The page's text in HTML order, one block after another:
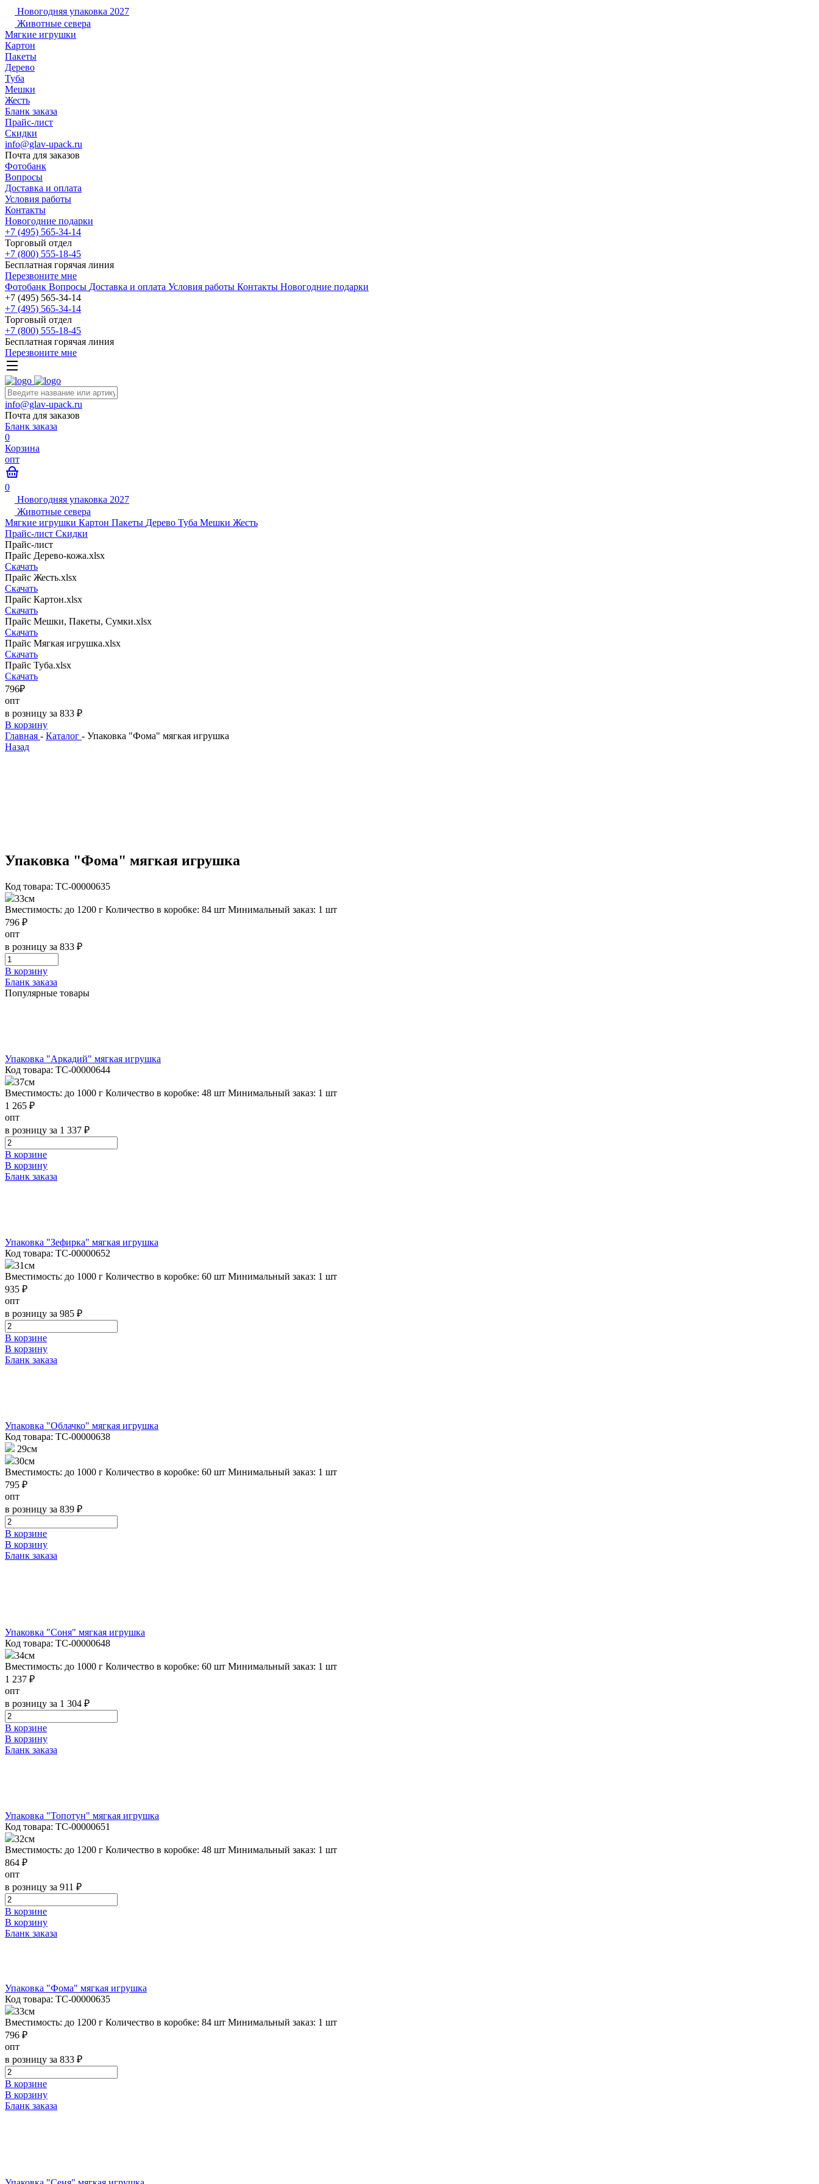
Новогодняя упаковка 2027
Животные севера
Мягкие игрушки
Картон
Пакеты
Дерево
Туба
Мешки
Жесть
Бланк заказа
Прайс-лист
Скидки
info@glav-upack.ru
Почта для заказов
Фотобанк
Вопросы
Доставка и оплата
Условия работы
Контакты
Новогодние подарки
+7 (495) 565-34-14
Торговый отдел
+7 (800) 555-18-45
Бесплатная горячая линия
Перезвоните мне
Фотобанк Вопросы Доставка и оплата Условия работы Контакты Новогодние подарки
+7 (495) 565-34-14
+7 (495) 565-34-14
Торговый отдел
+7 (800) 555-18-45
Бесплатная горячая линия
Перезвоните мне
info@glav-upack.ru
Почта для заказов
Бланк заказа
0
Корзина
опт
0
Новогодняя упаковка 2027
Животные севера
Мягкие игрушки Картон Пакеты Дерево Туба Мешки Жесть
Прайс-лист Скидки
Прайс-лист
Прайс Дерево-кожа.xlsx
Скачать
Прайс Жесть.xlsx
Скачать
Прайс Картон.xlsx
Скачать
Прайс Мешки, Пакеты, Сумки.xlsx
Скачать
Прайс Мягкая игрушка.xlsx
Скачать
Прайс Туба.xlsx
Скачать
796₽
опт
в розницу за 833 ₽
В корзину
Главная - Каталог - Упаковка "Фома" мягкая игрушка
Назад
Упаковка "Фома" мягкая игрушка
Код товара: ТС-00000635
33см
Вместимость: до 1200 г Количество в коробке: 84 шт Минимальный заказ: 1 шт
796 ₽
опт
в розницу за 833 ₽
В корзину
Бланк заказа
Популярные товары
Упаковка "Аркадий" мягкая игрушка
Код товара: ТС-00000644
37см
Вместимость: до 1000 г Количество в коробке: 48 шт Минимальный заказ: 1 шт
1 265 ₽
опт
в розницу за 1 337 ₽
В корзине
В корзину
Бланк заказа
Упаковка "Зефирка" мягкая игрушка
Код товара: ТС-00000652
31см
Вместимость: до 1000 г Количество в коробке: 60 шт Минимальный заказ: 1 шт
935 ₽
опт
в розницу за 985 ₽
В корзине
В корзину
Бланк заказа
Упаковка "Облачко" мягкая игрушка
Код товара: ТС-00000638
29см
30см
Вместимость: до 1000 г Количество в коробке: 60 шт Минимальный заказ: 1 шт
795 ₽
опт
в розницу за 839 ₽
В корзине
В корзину
Бланк заказа
Упаковка "Соня" мягкая игрушка
Код товара: ТС-00000648
34см
Вместимость: до 1000 г Количество в коробке: 60 шт Минимальный заказ: 1 шт
1 237 ₽
опт
в розницу за 1 304 ₽
В корзине
В корзину
Бланк заказа
Упаковка "Топотун" мягкая игрушка
Код товара: ТС-00000651
32см
Вместимость: до 1200 г Количество в коробке: 48 шт Минимальный заказ: 1 шт
864 ₽
опт
в розницу за 911 ₽
В корзине
В корзину
Бланк заказа
Упаковка "Фома" мягкая игрушка
Код товара: ТС-00000635
33см
Вместимость: до 1200 г Количество в коробке: 84 шт Минимальный заказ: 1 шт
796 ₽
опт
в розницу за 833 ₽
В корзине
В корзину
Бланк заказа